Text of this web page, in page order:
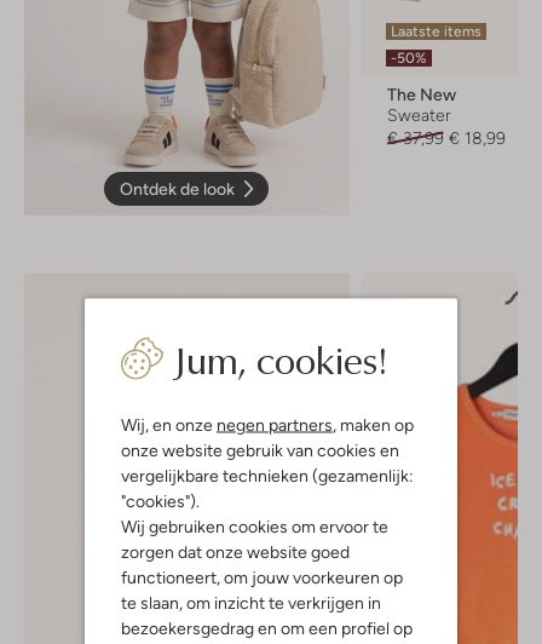
Jum, cookies!
Wij, en onze negen partners , maken op
onze website gebruik van cookies en
vergelijkbare technieken (gezamenlijk:
"cookies").
Wij gebruiken cookies om ervoor te
zorgen dat onze website goed
functioneert, om jouw voorkeuren op
te slaan, om inzicht te verkrijgen in
bezoekersgedrag en om een profiel op
Ontdek de look
Laatste items
-50%
The New
Sweater
€ 37,99 € 18,99